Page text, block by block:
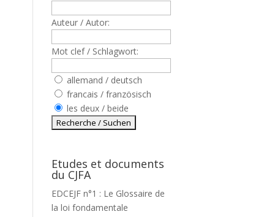
Auteur / Autor:
Mot clef / Schlagwort:
allemand / deutsch
francais / französisch
les deux / beide
Etudes et documents
du CJFA
EDCEJF n°1 : Le Glossaire de
la loi fondamentale